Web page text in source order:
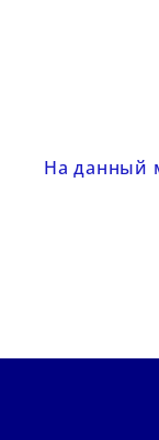
На данный